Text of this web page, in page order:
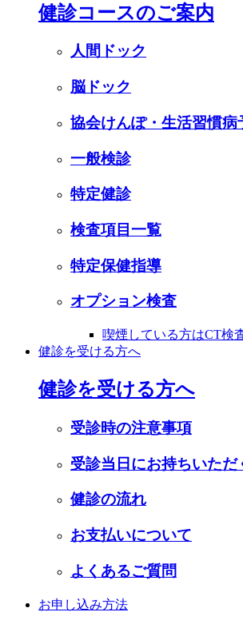
健診コースのご案内
人間ドック
脳ドック
協会けんぽ・生活習慣病
一般検診
特定健診
検査項目一覧
特定保健指導
オプション検査
喫煙している方はCT検
健診を受ける方へ
健診を受ける方へ
受診時の注意事項
受診当日にお持ちいただ
健診の流れ
お支払いについて
よくあるご質問
お申し込み方法